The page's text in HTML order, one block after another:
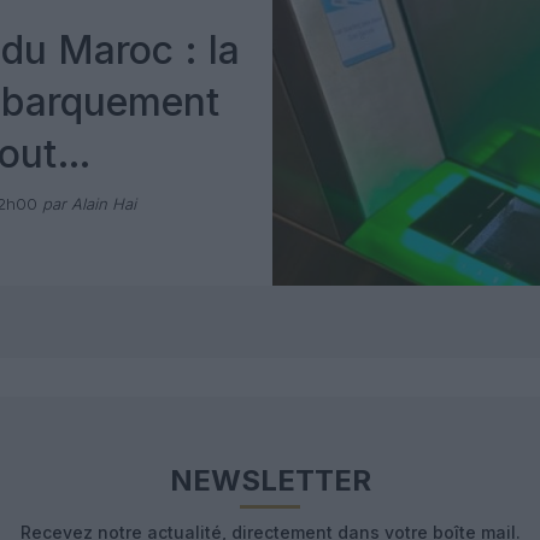
Maroc : la
Pax
par Alain Hai
NEWSLETTER
Recevez notre actualité, directement dans votre boîte mail.